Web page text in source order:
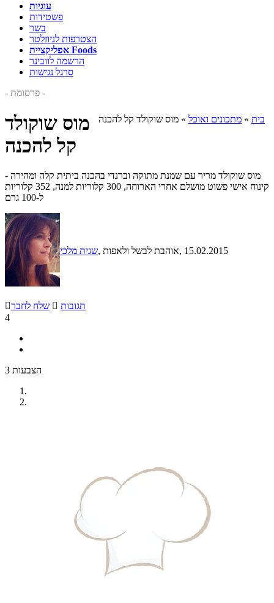
עוגיות
פשטידות
בשר
הצטרפות לניוזלטר
אפליקציית Foods
הרשמה לוובינר
סרגל נגישות
- פרסומת -
בית » מתכונים ואוכל » מוס שוקולד קל להכנה
מוס שוקולד
קל להכנה
מוס שוקולד מריר עם שמנת מתוקה וברנדי בהכנה ביתית קלה ומהירה -
קינוח אישי פשוט מושלם אחרי הארוחה, 300 קלוריות למנה, 352 קלוריות
ל-100 גרם
שגית מלכי , אוהבת לבשל ולאפות, 15.02.2015
שלח לחבר  תגובות
4
3 הצבעות